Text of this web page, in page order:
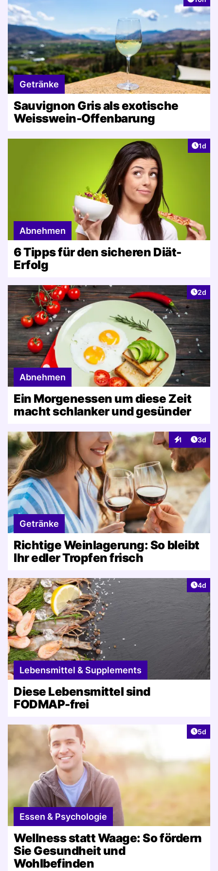
Getränke
Sauvignon Gris als exotische
Weisswein-Offenbarung
1d
Abnehmen
6 Tipps für den sicheren Diät-
Erfolg
2d
Abnehmen
Ein Morgenessen um diese Zeit
macht schlanker und gesünder
1
Interaktionen
3d
Getränke
Richtige Weinlagerung: So bleibt
Ihr edler Tropfen frisch
4d
Lebensmittel & Supplements
Diese Lebensmittel sind
FODMAP-frei
5d
Essen & Psychologie
Wellness statt Waage: So fördern
Sie Gesundheit und
Wohlbefinden